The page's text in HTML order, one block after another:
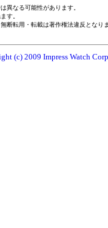
異なる可能性があります。
す。
断転用・転載は著作権法違反とな
(c) 2009 Impress Watch